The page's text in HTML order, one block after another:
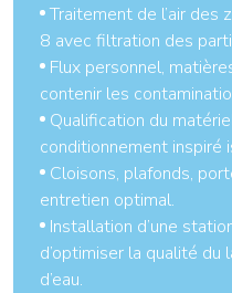
Traitement de l’air des
8 avec filtration des
Flux personnel,
contenir les
Qualification du
conditionnement inspiré
Cloisons, plafonds,
entretien optimal.
Installation d’une
d’optimiser la qualité
d’eau.